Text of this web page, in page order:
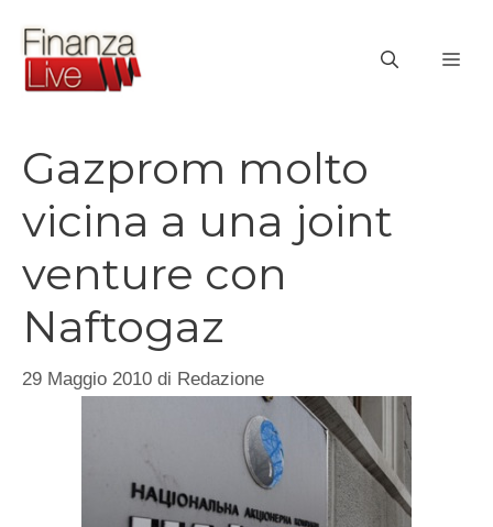
contenuto
Gazprom molto
vicina a una joint
venture con
Naftogaz
29 Maggio 2010 di Redazione